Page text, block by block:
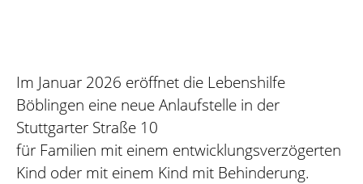
Im Januar 2026 eröffnet die Lebenshilfe
Böblingen eine neue Anlaufstelle in der
Stuttgarter Straße 10
für Familien mit einem entwicklungsverzögerten
Kind oder mit einem Kind mit Behinderung.